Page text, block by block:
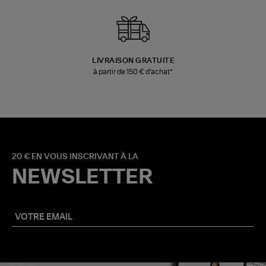
LIVRAISON GRATUITE
à partir de 150 € d'achat*
20 € EN VOUS INSCRIVANT À LA
NEWSLETTER